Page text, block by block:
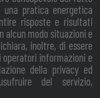
pratica energetica
risposte e risultati
modo situazioni e
inoltre, di essere
operatori informazioni e
della privacy ed
del servizio,